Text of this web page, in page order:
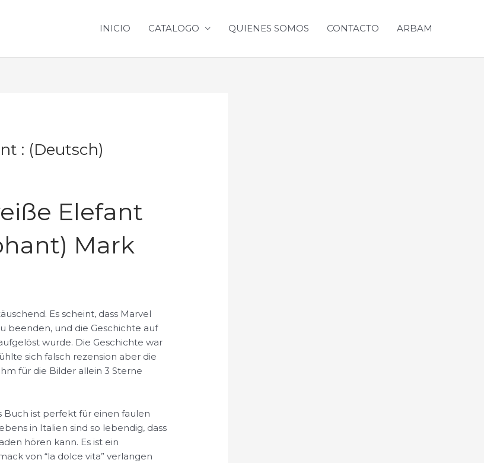
INICIO CATALOGO QUIENES SOMOS CONTACTO ARBAM
: (Deutsch)
Elefant
Mark
Es scheint, dass Marvel
beenden, und die Geschichte auf
wurde. Die Geschichte war
sich falsch rezension aber die
für die Bilder allein 3 Sterne
Buch ist perfekt für einen faulen
in Italien sind so lebendig, dass
hören kann. Es ist ein
von “la dolce vita” verlangen